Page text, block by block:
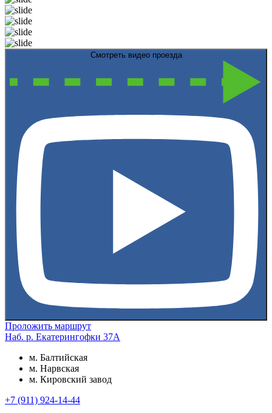
Смотреть видео проезда
Проложить маршрут
Наб. р. Екатерингофки 37А
м. Балтийская
м. Нарвская
м. Кировский завод
+7 (911) 924-14-44